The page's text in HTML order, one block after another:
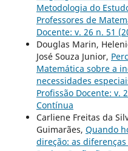
Metodologia do
Professores de
Docente: v. 26 n. 51
Douglas Marin,
José Souza Junior,
Matemática sobre a
necessidades
Profissão Docente: v.
Contínua
Carliene Freitas da
Guimarães, Quando
direção: as